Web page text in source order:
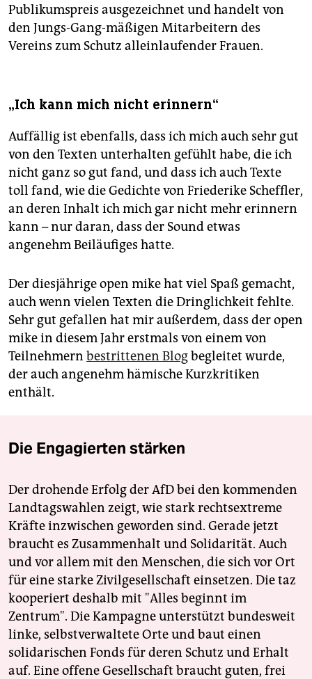
Publikumspreis ausgezeichnet und handelt von
den Jungs-Gang-mäßigen Mitarbeitern des
Vereins zum Schutz alleinlaufender Frauen.
„Ich kann mich nicht erinnern“
Auffällig ist ebenfalls, dass ich mich auch sehr gut
von den Texten unterhalten gefühlt habe, die ich
nicht ganz so gut fand, und dass ich auch Texte
toll fand, wie die Gedichte von Friederike Scheffler,
an deren Inhalt ich mich gar nicht mehr erinnern
kann – nur daran, dass der Sound etwas
angenehm Beiläufiges hatte.
Der diesjährige open mike hat viel Spaß gemacht,
auch wenn vielen Texten die Dringlichkeit fehlte.
Sehr gut gefallen hat mir außerdem, dass der open
mike in diesem Jahr erstmals von einem von
Teilnehmern bestrittenen Blogbegleitet wurde,
der auch angenehm hämische Kurzkritiken
enthält.
Die Engagierten stärken
Der drohende Erfolg der AfD bei den kommenden
Landtagswahlen zeigt, wie stark rechtsextreme
Kräfte inzwischen geworden sind. Gerade jetzt
braucht es Zusammenhalt und Solidarität. Auch
und vor allem mit den Menschen, die sich vor Ort
für eine starke Zivilgesellschaft einsetzen. Die taz
kooperiert deshalb mit "Alles beginnt im
Zentrum". Die Kampagne unterstützt bundesweit
linke, selbstverwaltete Orte und baut einen
solidarischen Fonds für deren Schutz und Erhalt
auf. Eine offene Gesellschaft braucht guten, frei